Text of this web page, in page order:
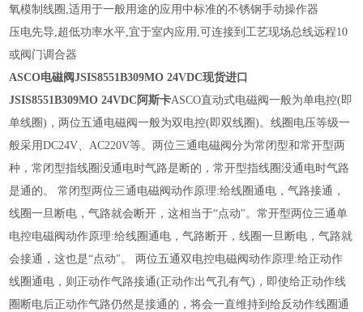
氧模制线圈,适用于一般用途的应用中标准的不锈钢手动操作器
压电先导,超低功率水平,宜于室内应用,可连接到工艺现场总线远程10
或阀门调合器
ASCO电磁阀JSIS8551B309MO 24VDC现货进口
JSIS8551B309MO 24VDC阿斯卡ASCO直动式电磁阀一般为单电控(即
单线圈)，两位五通电磁阀一般为双电控(即双线圈)。线圈电压等级一
般采用DC24V、AC220V等。两位三通电磁阀分为常闭型和常开型两
种，常闭型指线圈没通电时气路是断的，常开型指线圈没通电时气路
是通的。 常闭型两位三通电磁阀动作原理:给线圈通电，气路接通，
线圈一旦断电，气路就会断开，这相当于“点动"。常开型两位三通单
电控电磁阀动作原理:给线圈通电，气路断开，线圈一旦断电，气路就
会接通，这也是“点动"。 两位五通双电控电磁阀动作原理:给正动作
线圈通电，则正动作气路接通(正动作出气孔有气)，即使给正动作线
圈断电后正动作气路仍然是接通的，将会一直维持到给反动作线圈通